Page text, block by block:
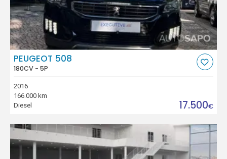
PEUGEOT 508
180CV - 5P
2016
166.000 km
Diesel
17.500€